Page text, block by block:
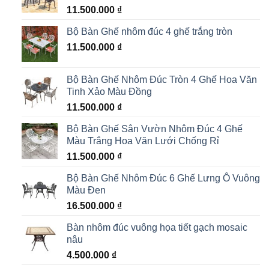
11.500.000 ₫
Bộ Bàn Ghế nhôm đúc 4 ghế trắng tròn
11.500.000 ₫
Bộ Bàn Ghế Nhôm Đúc Tròn 4 Ghế Hoa Văn
Tinh Xảo Màu Đồng
11.500.000 ₫
Bộ Bàn Ghế Sân Vườn Nhôm Đúc 4 Ghế
Màu Trắng Hoa Văn Lưới Chống Rỉ
11.500.000 ₫
Bộ Bàn Ghế Nhôm Đúc 6 Ghế Lưng Ô Vuông
Màu Đen
16.500.000 ₫
Bàn nhôm đúc vuông họa tiết gạch mosaic
nâu
4.500.000 ₫